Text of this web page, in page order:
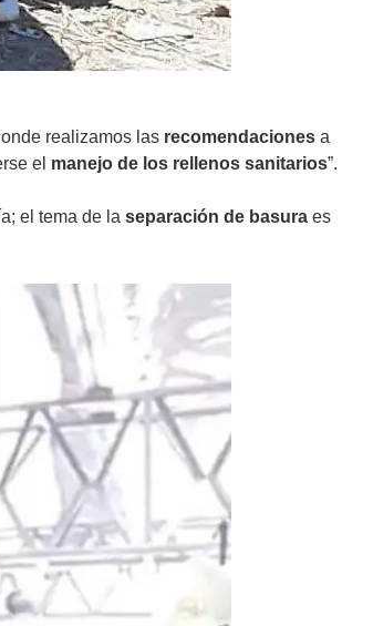
realizamos las recomendaciones a
el manejo de los rellenos sanitarios”.
el tema de la separación de basura es